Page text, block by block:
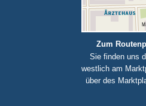
Zum
Sie finden uns
westlich am
über des